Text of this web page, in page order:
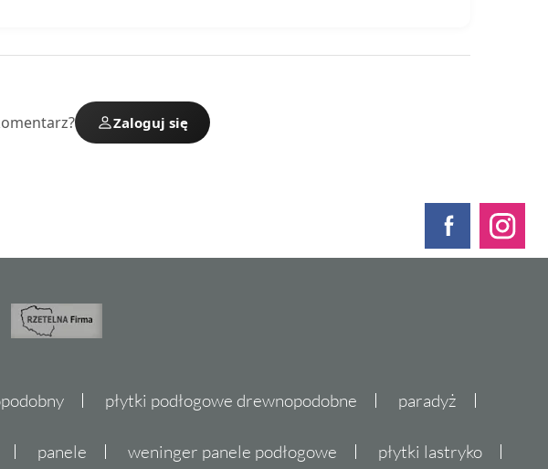
Zaloguj się
płytki podłogowe drewnopodobne paradyż
panele weninger panele podłogowe płytki lastryko